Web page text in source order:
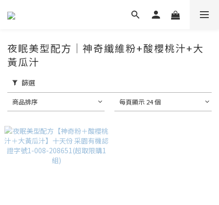
夜眠美型配方｜神奇纖維粉+酸櫻桃汁+大
黃瓜汁
篩選
商品排序 每頁顯示 24 個